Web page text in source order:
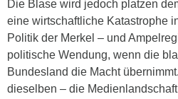
Die Blase wird jedoch platzen
eine wirtschaftliche Katastrophe
Politik der Merkel – und
politische Wendung, wenn die
Bundesland die Macht
dieselben – die